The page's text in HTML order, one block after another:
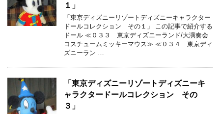
１」
「東京ディズニーリゾートディズニーキャラクター
ドールコレクション その１」 この記事で紹介する
ドール ≪０３３ 東京ディズニーランド/大演奏会
コスチュームミッキーマウス≫ ≪０３４ 東京ディ
ズニーラン …
「東京ディズニーリゾートディズニーキ
ャラクタードールコレクション その
３」